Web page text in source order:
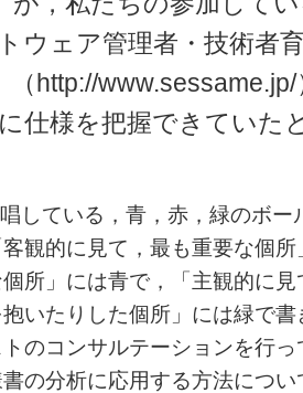
ウェア管理者・技術者
（http://
仕様を把握できていた
している，青，赤，緑のボー
観的に見て，最も重要な個
所」には青で，「主観的に
いたりした個所」には緑で
のコンサルテーションを行
の分析に応用する方法につ